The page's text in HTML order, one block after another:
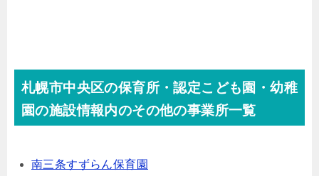
札幌市中央区の保育所・認定こども園・幼稚
園の施設情報内のその他の事業所一覧
南三条すずらん保育園